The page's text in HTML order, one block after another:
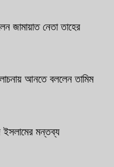
জামায়াত নেতা তাহের
আনতে বললেন তামিম
ইসলামের মন্তব্য